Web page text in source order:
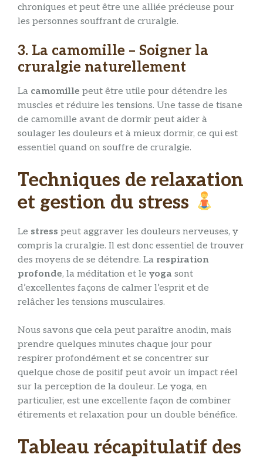
chroniques et peut être une alliée précieuse pour
les personnes souffrant de cruralgie.
3. La camomille – Soigner la
cruralgie naturellement
La camomille peut être utile pour détendre les
muscles et réduire les tensions. Une tasse de tisane
de camomille avant de dormir peut aider à
soulager les douleurs et à mieux dormir, ce qui est
essentiel quand on souffre de cruralgie.
Techniques de relaxation
et gestion du stress
Le stress peut aggraver les douleurs nerveuses, y
compris la cruralgie. Il est donc essentiel de trouver
des moyens de se détendre. La respiration
profonde, la méditation et le yoga sont
d’excellentes façons de calmer l’esprit et de
relâcher les tensions musculaires.
Nous savons que cela peut paraître anodin, mais
prendre quelques minutes chaque jour pour
respirer profondément et se concentrer sur
quelque chose de positif peut avoir un impact réel
sur la perception de la douleur. Le yoga, en
particulier, est une excellente façon de combiner
étirements et relaxation pour un double bénéfice.
Tableau récapitulatif des